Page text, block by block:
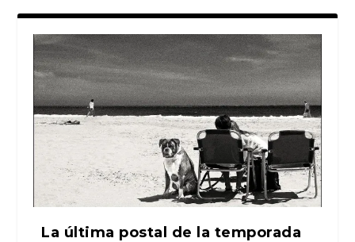
La última postal de la temporada